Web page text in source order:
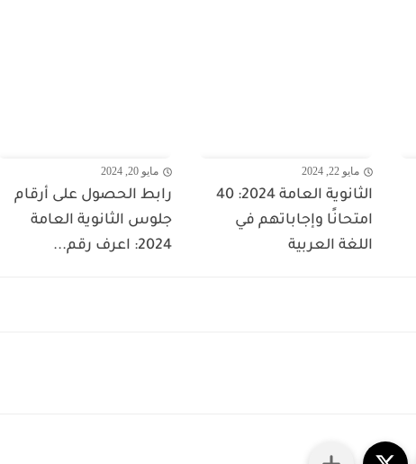
مايو 22, 2024
الثانوية العامة 2024: 40
امتحانًا وإجاباتهم في
اللغة العربية
مايو 20, 2024
رابط الحصول على أرقام
جلوس الثانوية العامة
2024: اعرف رقم...